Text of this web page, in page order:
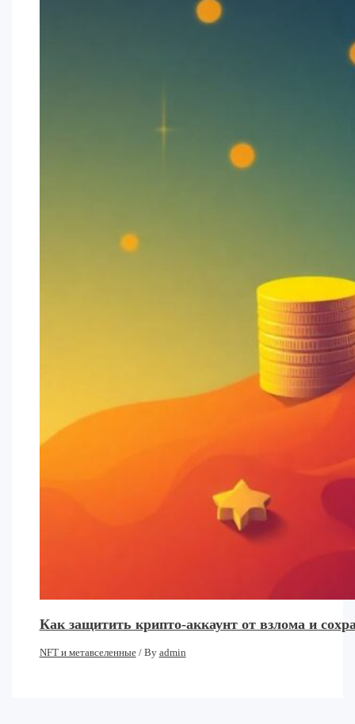
Как защитить крипто-аккаунт от взлома и
NFT и метавселенные/ By admin